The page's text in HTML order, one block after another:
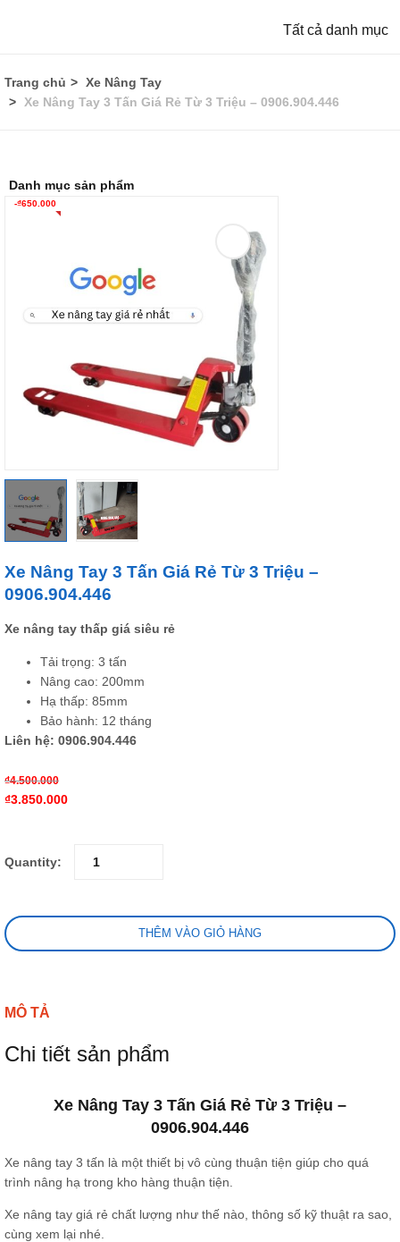
Tất cả danh mục
Trang chủ
Xe Nâng Tay
Xe Nâng Tay 3 Tấn Giá Rẻ Từ 3 Triệu – 0906.904.446
Danh mục sản phẩm
-₫650.000
Xe Nâng Tay 3 Tấn Giá Rẻ Từ 3 Triệu –
0906.904.446
Xe nâng tay thấp giá siêu rẻ
Tải trọng: 3 tấn
Nâng cao: 200mm
Hạ thấp: 85mm
Bảo hành: 12 tháng
Liên hệ: 0906.904.446
₫4.500.000
₫3.850.000
Quantity:
THÊM VÀO GIỎ HÀNG
MÔ TẢ
Chi tiết sản phẩm
Xe Nâng Tay 3 Tấn Giá Rẻ Từ 3 Triệu –
0906.904.446
Xe nâng tay 3 tấn là một thiết bị vô cùng thuận tiện giúp cho quá
trình nâng hạ trong kho hàng thuận tiện.
Xe nâng tay giá rẻ chất lượng như thế nào, thông số kỹ thuật ra sao,
cùng xem lại nhé.